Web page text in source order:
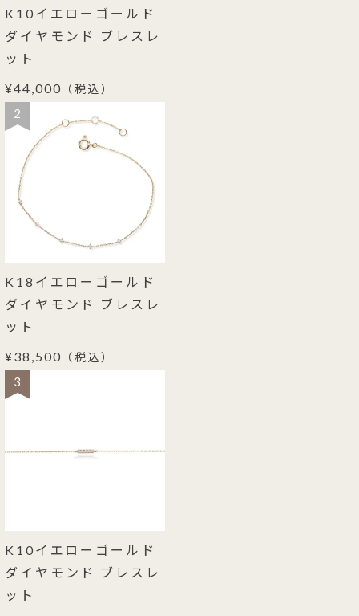
K10イエローゴールド
ダイヤモンド ブレスレ
ット
¥44,000 （税込）
2
K18イエローゴールド
ダイヤモンド ブレスレ
ット
¥38,500 （税込）
3
K10イエローゴールド
ダイヤモンド ブレスレ
ット